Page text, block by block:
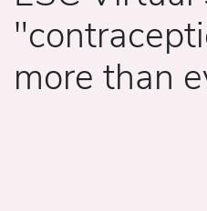
more than